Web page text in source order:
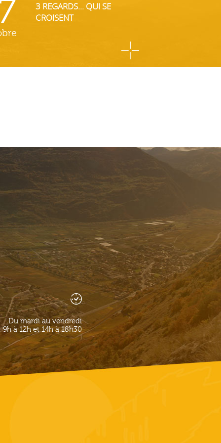
3 REGARDS... QUI SE
CROISENT
Du mardi au vendredi
9h à 12h et 14h à 18h30